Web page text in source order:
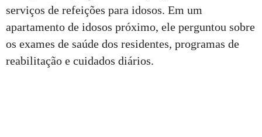
serviços de refeições para idosos. Em um
apartamento de idosos próximo, ele perguntou sobre
os exames de saúde dos residentes, programas de
reabilitação e cuidados diários.